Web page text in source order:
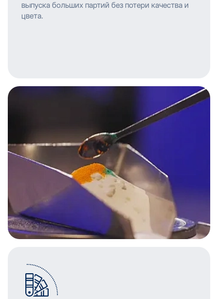
выпуска больших партий без потери качества и
цвета.